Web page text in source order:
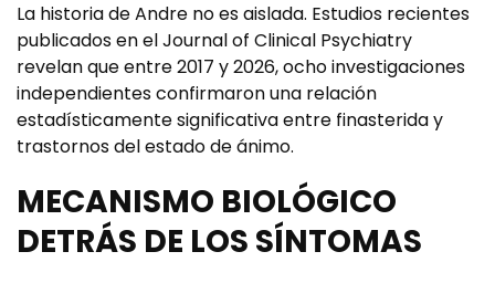
La historia de Andre no es aislada. Estudios recientes
publicados en elJournal of Clinical Psychiatry
revelan que entre 2017 y 2026, ocho investigaciones
independientes confirmaron una relación
estadísticamente significativa entre finasterida y
trastornos del estado de ánimo.
MECANISMO BIOLÓGICO
DETRÁS DE LOS SÍNTOMAS